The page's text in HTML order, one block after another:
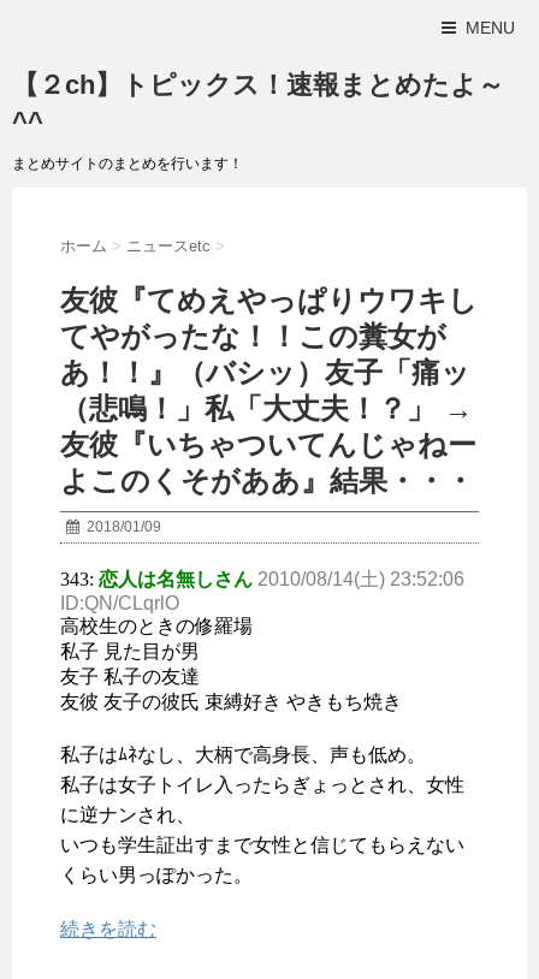
MENU
【２ch】トピックス！速報まとめたよ～
^^
まとめサイトのまとめを行います！
ホーム > ニュースetc >
友彼『てめえやっぱりウワキし
てやがったな！！この糞女が
あ！！』（バシッ）友子「痛ッ
（悲鳴！」私「大丈夫！？」 →
友彼『いちゃついてんじゃねー
よこのくそがああ』結果・・・
2018/01/09
343: 恋人は名無しさん 2010/08/14(土) 23:52:06
ID:QN/CLqrlO
高校生のときの修羅場
私子 見た目が男
友子 私子の友達
友彼 友子の彼氏 束縛好き やきもち焼き
私子はﾑﾈなし、大柄で高身長、声も低め。
私子は女子トイレ入ったらぎょっとされ、女性
に逆ナンされ、
いつも学生証出すまで女性と信じてもらえない
くらい男っぽかった。
続きを読む